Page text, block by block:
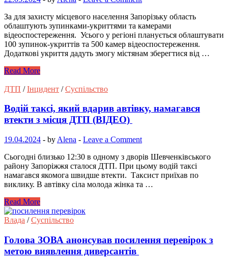
За для захисту місцевого населення Запорізьку область
облаштують зупинками-укриттями та камерами
відеоспостереження. Усього у регіоні планується облаштувати
100 зупинок-укриттів та 500 камер відеоспостереження.
Додаткові укриття дадуть змогу містянам зберегтися від …
Read More
ДТП /Інцидент /Суспільство
Водій таксі, який вдарив автівку, намагався
втекти з місця ДТП (ВІДЕО)
19.04.2024 - by Alena - Leave a Comment
Сьогодні близько 12:30 в одному з дворів Шевченківського
району Запоріжжя сталося ДТП. При цьому водій таксі
намагався якомога швидше втекти. Таксист приїхав по
виклику. В автівку сіла молода жінка та …
Read More
Влада /Суспільство
Голова ЗОВА анонсував посилення перевірок з
метою виявлення диверсантів